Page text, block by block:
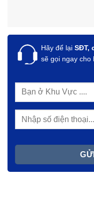
Hãy để lại SĐT,
sẽ gọi ngay cho